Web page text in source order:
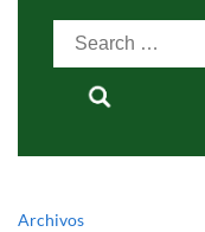
Search
Archivos